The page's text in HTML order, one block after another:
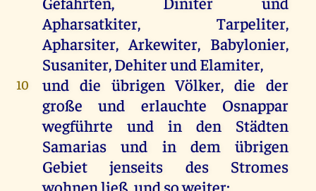
Apharsatkiter, Tarpeliter,
Apharsiter, Arkewiter, Babylonier,
Susaniter, DehiterundElamiter,
10 und die übrigen Völker,die der
große
und erlauchte Osnappar
wegführte
und in den
Städten
Samarias
und in dem
übrigen
Gebiet
jenseits des
Stromes
wohnenließ,undsoweiter: